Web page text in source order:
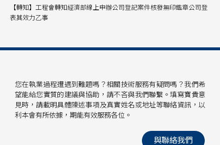
【轉知】工程會轉知經濟部線上申辦公司登記案件核發無印鑑章公司登
表其效力乙事
您在執業過程遭遇到難題嗎？相關技術服務有疑問嗎？我們希
望能給您實質的建議與協助，請不吝與我們聯繫。填寫寶貴意
見時，請載明具體陳述事項及真實姓名或地址等聯絡資訊，以
利本會有所依據，期能有效服務各位。
與聯絡我們